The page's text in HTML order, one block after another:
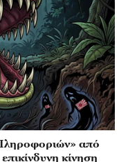
από
κίνηση